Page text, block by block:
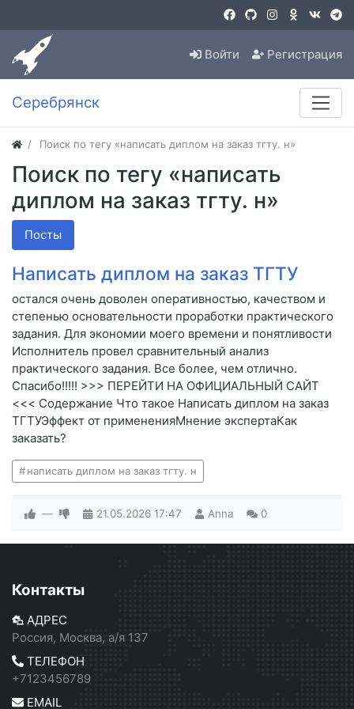
Войти Регистрация
Серебрянск
Поиск по тегу «написать диплом на заказ тгту. н»
Поиск по тегу «написать
диплом на заказ тгту. н»
Посты
Написать диплом на заказ ТГТУ
остался очень доволен оперативностью, качеством и
степенью основательности проработки практического
задания. Для экономии моего времени и понятливости
Исполнитель провел сравнительный анализ
практического задания. Все более, чем отлично.
Спасибо!!!!! >>> ПЕРЕЙТИ НА ОФИЦИАЛЬНЫЙ САЙТ
<<< Содержание Что такое Написать диплом на заказ
ТГТУЭффект от примененияМнение экспертаКак
заказать?
написать диплом на заказ тгту. н
— 21.05.2026 17:47 Anna 0
Контакты
АДРЕС
Россия, Москва, а/я 137
ТЕЛЕФОН
+7123456789
EMAIL